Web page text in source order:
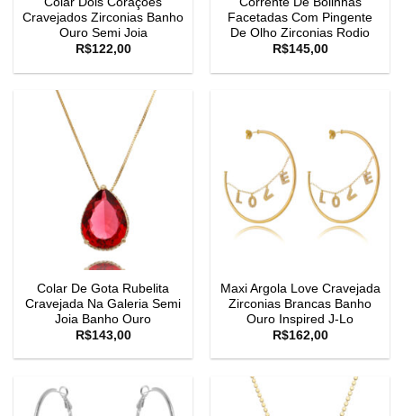
Cravejados Zirconias Banho
Ouro Semi Joia
R$122,00
Facetadas Com Pingente
De Olho Zirconias Rodio
R$145,00
Colar De Gota Rubelita
Cravejada Na Galeria Semi
Joia Banho Ouro
R$143,00
Maxi Argola Love Cravejada
Zirconias Brancas Banho
Ouro Inspired J-Lo
R$162,00